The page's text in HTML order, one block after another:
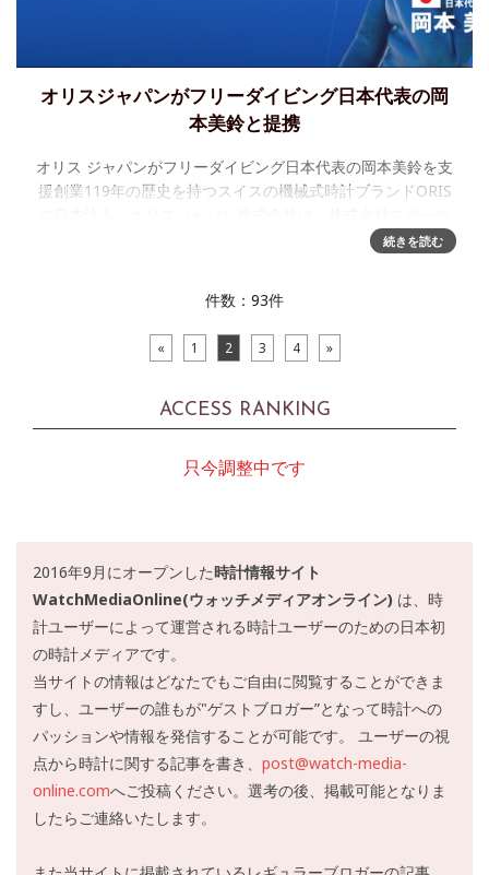
オリスジャパンがフリーダイビング日本代表の岡
本美鈴と提携
オリス ジャパンがフリーダイビング日本代表の岡本美鈴を支
援創業119年の歴史を持つスイスの機械式時計ブランドORIS
ゲインのマネジメントアスリートであるフリーダイビング日
続きを読む
件数：93件
« 1 2 3 4 »
ACCESS RANKING
只今調整中です
2016年9月にオープンした時計情報サイト
WatchMediaOnline(ウォッチメディアオンライン) は、時
計ユーザーによって運営される時計ユーザーのための日本初
の時計メディアです。
当サイトの情報はどなたでもご自由に閲覧することができま
すし、ユーザーの誰もが"ゲストブロガー”となって時計への
パッションや情報を発信することが可能です。 ユーザーの視
点から時計に関する記事を書き、 post@watch-media-
online.comへご投稿ください。選考の後、掲載可能となりま
したらご連絡いたします。